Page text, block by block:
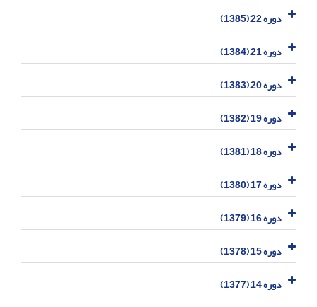
دوره 22 (1385)
دوره 21 (1384)
دوره 20 (1383)
دوره 19 (1382)
دوره 18 (1381)
دوره 17 (1380)
دوره 16 (1379)
دوره 15 (1378)
دوره 14 (1377)